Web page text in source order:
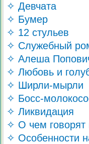
✧ Девчата
✧ Бумер
✧ 12 стульев
✧ Служебный
✧ Алеша
✧ Любовь и
✧ Ширли-мырли
✧ Босс-
✧ Ликвидация
✧ О чем говорят
✧ Особенности